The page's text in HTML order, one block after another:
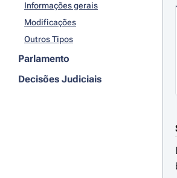
Informações gerais
Modificações
Outros Tipos
Parlamento
Decisões Judiciais